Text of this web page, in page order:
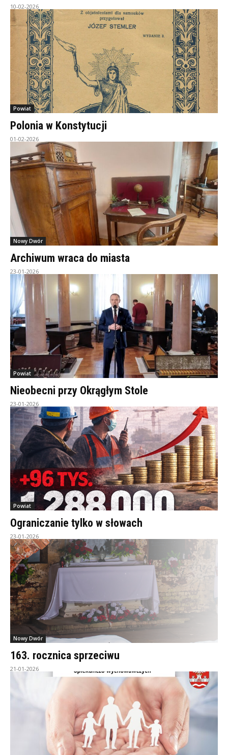
10-02-2026
Powiat
Polonia w Konstytucji
01-02-2026
Nowy Dwór
Archiwum wraca do miasta
23-01-2026
Powiat
Nieobecni przy Okrągłym Stole
23-01-2026
Powiat
Ograniczanie tylko w słowach
23-01-2026
Nowy Dwór
163. rocznica sprzeciwu
21-01-2026